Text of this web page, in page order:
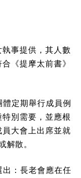
事提供，其人數
《提摩太前書》
定期舉行成員例
別需要，並應根
大會上出席並就
解散。
：長老會應在任